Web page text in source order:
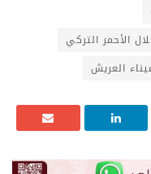
الأحمر التركي
العريش